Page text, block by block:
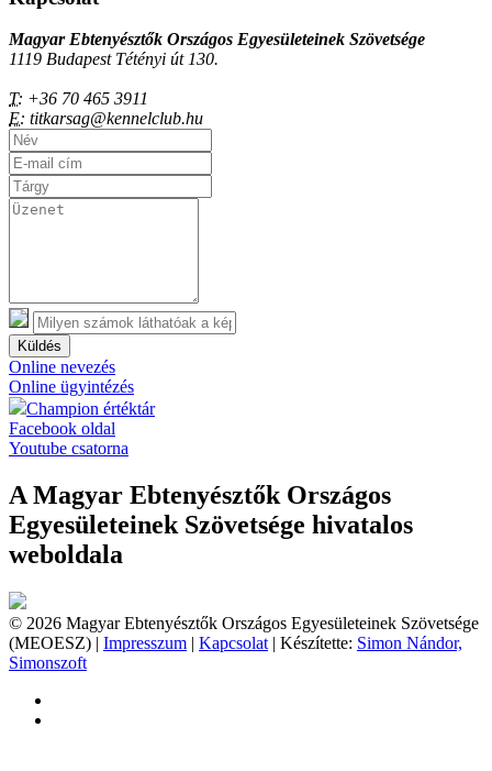
Magyar Ebtenyésztők Országos Egyesületeinek Szövetsége
1119 Budapest Tétényi út 130.
T: +36 70 465 3911
E: titkarsag@kennelclub.hu
Küldés
Online nevezés
Online ügyintézés
Champion értéktár
Facebook oldal
Youtube csatorna
A Magyar Ebtenyésztők Országos
Egyesületeinek Szövetsége hivatalos
weboldala
© 2026 Magyar Ebtenyésztők Országos Egyesületeinek Szövetsége
(MEOESZ) | Impresszum | Kapcsolat | Készítette: Simon Nándor,
Simonszoft